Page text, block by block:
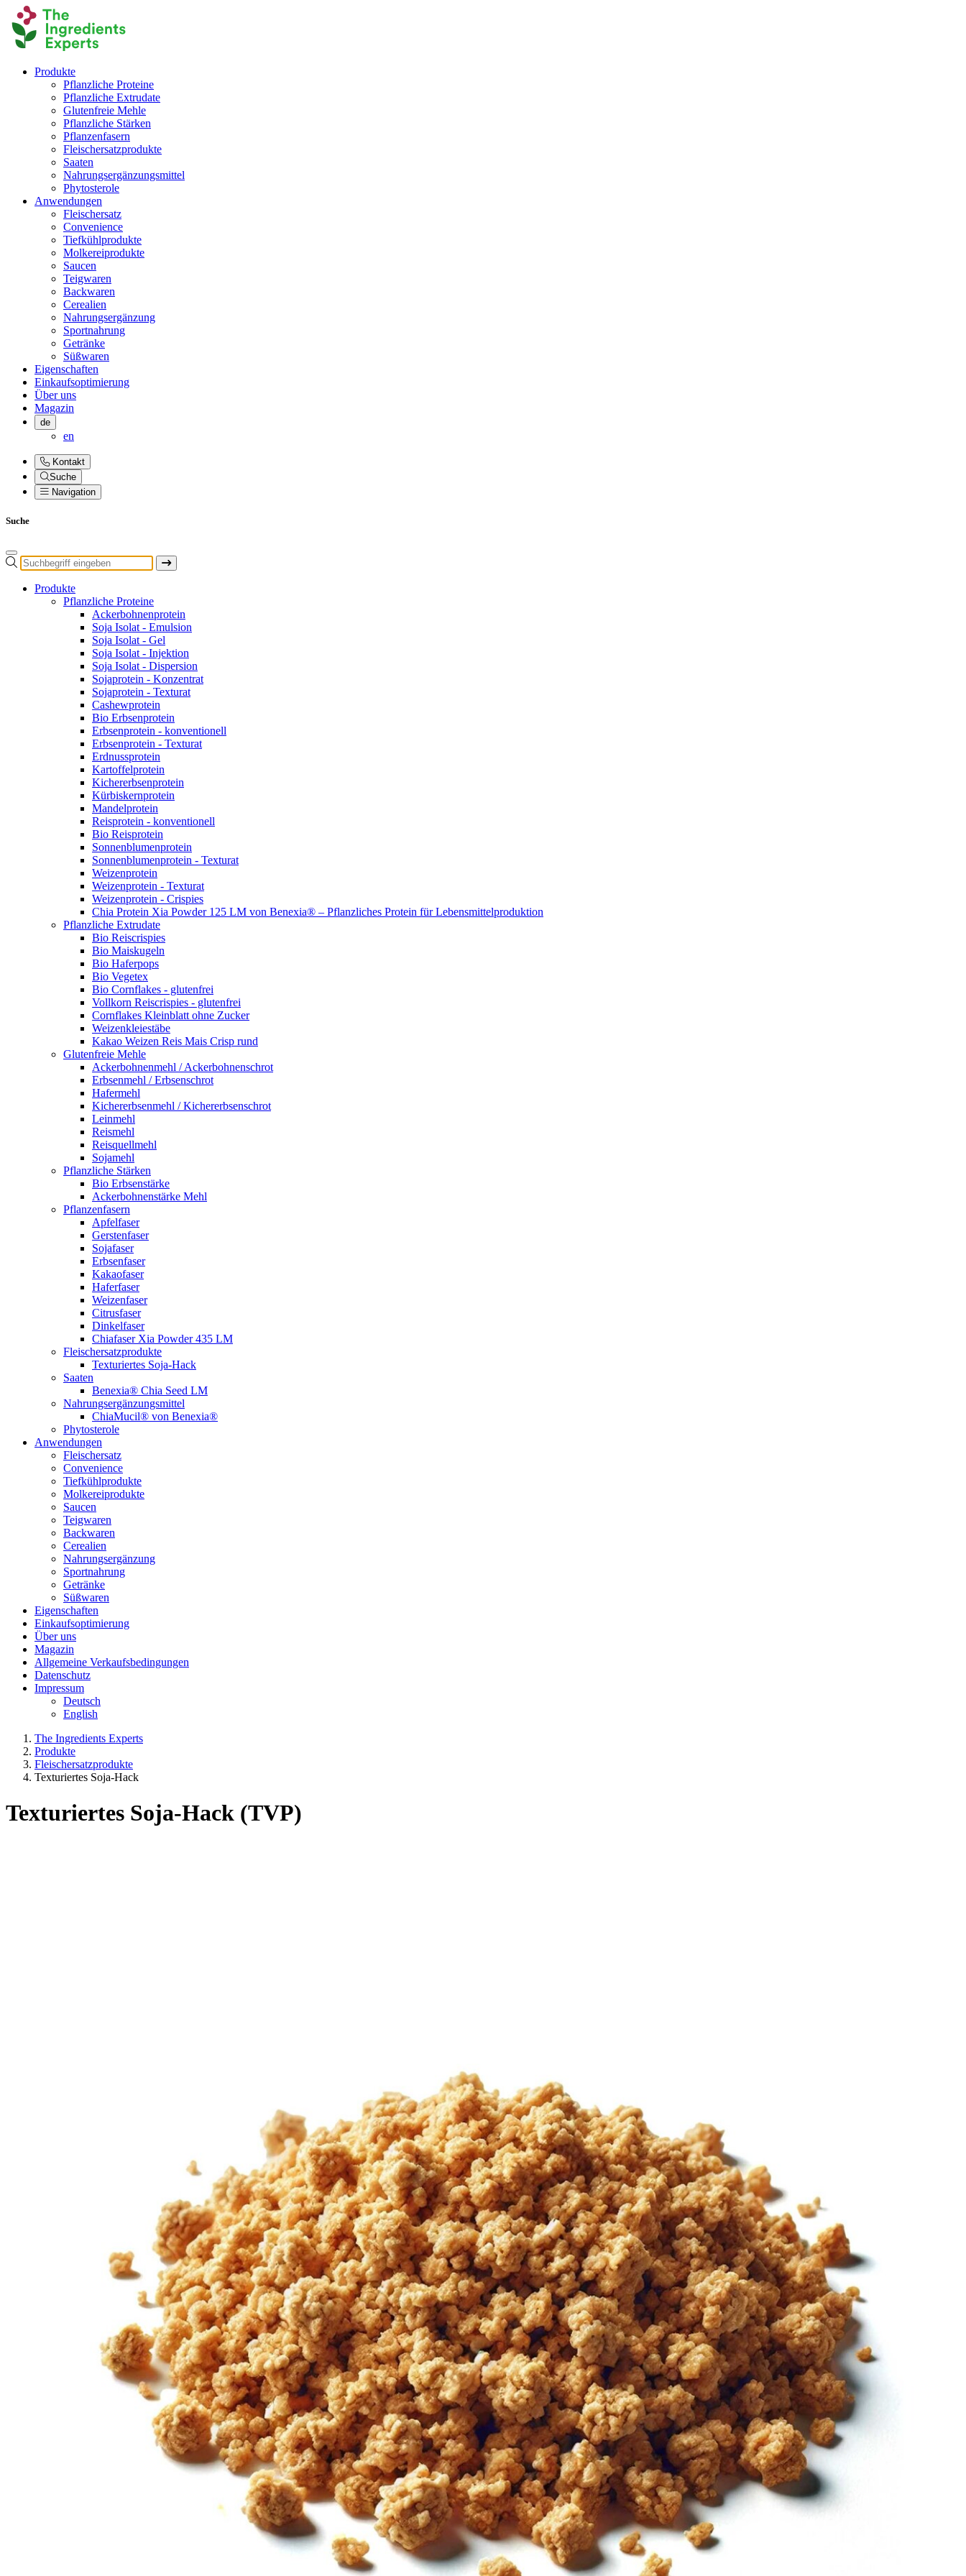
Produkte
Pflanzliche Proteine
Pflanzliche Extrudate
Glutenfreie Mehle
Pflanzliche Stärken
Pflanzenfasern
Fleischersatzprodukte
Saaten
Nahrungsergänzungsmittel
Phytosterole
Anwendungen
Fleischersatz
Convenience
Tiefkühlprodukte
Molkereiprodukte
Saucen
Teigwaren
Backwaren
Cerealien
Nahrungsergänzung
Sportnahrung
Getränke
Süßwaren
Eigenschaften
Einkaufsoptimierung
Über uns
Magazin
de
en
Kontakt
Suche
Navigation
Suche
Produkte
Pflanzliche Proteine
Ackerbohnenprotein
Soja Isolat - Emulsion
Soja Isolat - Gel
Soja Isolat - Injektion
Soja Isolat - Dispersion
Sojaprotein - Konzentrat
Sojaprotein - Texturat
Cashewprotein
Bio Erbsenprotein
Erbsenprotein - konventionell
Erbsenprotein - Texturat
Erdnussprotein
Kartoffelprotein
Kichererbsenprotein
Kürbiskernprotein
Mandelprotein
Reisprotein - konventionell
Bio Reisprotein
Sonnenblumenprotein
Sonnenblumenprotein - Texturat
Weizenprotein
Weizenprotein - Texturat
Weizenprotein - Crispies
Chia Protein Xia Powder 125 LM von Benexia® – Pflanzliches Protein für Lebensmittelproduktion
Pflanzliche Extrudate
Bio Reiscrispies
Bio Maiskugeln
Bio Haferpops
Bio Vegetex
Bio Cornflakes - glutenfrei
Vollkorn Reiscrispies - glutenfrei
Cornflakes Kleinblatt ohne Zucker
Weizenkleiestäbe
Kakao Weizen Reis Mais Crisp rund
Glutenfreie Mehle
Ackerbohnenmehl / Ackerbohnenschrot
Erbsenmehl / Erbsenschrot
Hafermehl
Kichererbsenmehl / Kichererbsenschrot
Leinmehl
Reismehl
Reisquellmehl
Sojamehl
Pflanzliche Stärken
Bio Erbsenstärke
Ackerbohnenstärke Mehl
Pflanzenfasern
Apfelfaser
Gerstenfaser
Sojafaser
Erbsenfaser
Kakaofaser
Haferfaser
Weizenfaser
Citrusfaser
Dinkelfaser
Chiafaser Xia Powder 435 LM
Fleischersatzprodukte
Texturiertes Soja-Hack
Saaten
Benexia® Chia Seed LM
Nahrungsergänzungsmittel
ChiaMucil® von Benexia®
Phytosterole
Anwendungen
Fleischersatz
Convenience
Tiefkühlprodukte
Molkereiprodukte
Saucen
Teigwaren
Backwaren
Cerealien
Nahrungsergänzung
Sportnahrung
Getränke
Süßwaren
Eigenschaften
Einkaufsoptimierung
Über uns
Magazin
Allgemeine Verkaufsbedingungen
Datenschutz
Impressum
Deutsch
English
The Ingredients Experts
Produkte
Fleischersatzprodukte
Texturiertes Soja-Hack
Texturiertes Soja-Hack (TVP)